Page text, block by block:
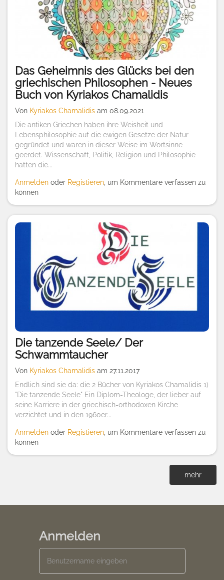
Das Geheimnis des Glücks bei den
griechischen Philosophen - Neues
Buch von Kyriakos Chamalidis
Von Kyriakos Chamalidis am 08.09.2021
Die antiken Griechen haben ihre Weisheit und
Lebensphilosophie auf die ewigen Gesetze der Natur
gegründet und waren in dieser Weise im Wortsinne
geerdet. Wissenschaft, Politik, Religion und Philosophie
hatten die...
Anmelden oder Registieren , um Kommentare verfassen zu
können
Die tanzende Seele/ Der
Schwammtaucher
Von Kyriakos Chamalidis am 27.11.2017
Endlich sind sie da: die 2 Bücher von Kyriakos Chamalidis 1)
"Die tanzende Seele" Ein Diplom-Theologe, der lieber auf
seine Karriere in der griechisch-orthodoxen Kirche
verzichtet und in den 1960er...
Anmelden oder Registieren , um Kommentare verfassen zu
können
mehr
Anmelden